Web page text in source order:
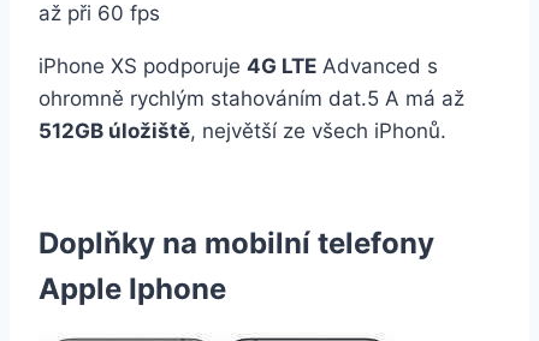
až při 60 fps
iPhone XS podporuje 4G LTE Advanced s
ohromně rychlým stahováním dat.5 A má až
512GB úložiště, největší ze všech iPhonů.
Doplňky na mobilní telefony
Apple Iphone